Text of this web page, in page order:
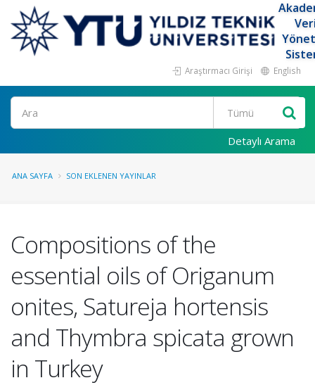
Araştırmacı Girişi English
Ara
Detaylı Arama
ANA SAYFA SON EKLENEN YAYINLAR
Compositions of the
essential oils of Origanum
onites, Satureja hortensis
and Thymbra spicata grown
in Turkey